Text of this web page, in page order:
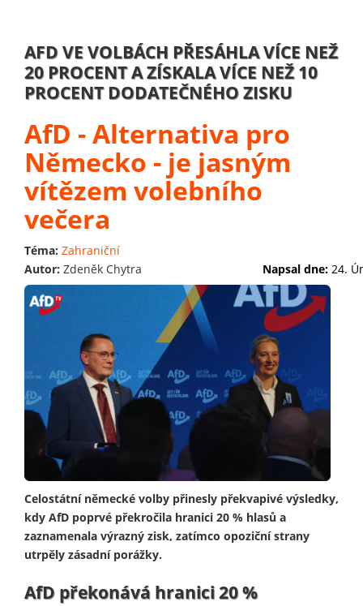
AFD VE VOLBÁCH PŘESÁHLA VÍCE NEŽ
20 PROCENT A ZÍSKALA VÍCE NEŽ 10
PROCENT DODATEČNÉHO ZISKU
AfD - Alternativa pro
Německo - je jasným
vítězem volebního
večera
Téma: Zahraniční
Autor: Zdeněk Chytra Napsal dne: 24.
Celostátní německé volby přinesly překvapivé výsledky,
kdy AfD poprvé překročila hranici 20 % hlasů a
zaznamenala výrazný zisk, zatímco opoziční strany
utrpěly zásadní porážky.
AfD překonává hranici 20 %